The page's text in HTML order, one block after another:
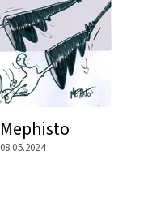
Mephisto
08.05.2024